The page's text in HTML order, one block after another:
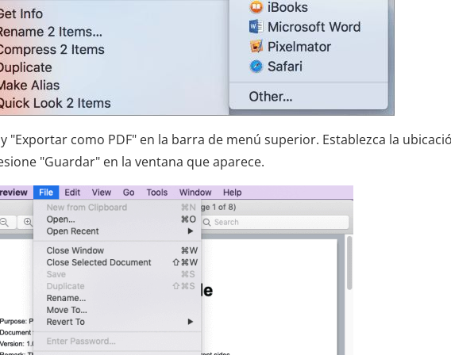
"Exportar como PDF" en la barra de menú superior. Establezca la
"Guardar" en la ventana que aparece.